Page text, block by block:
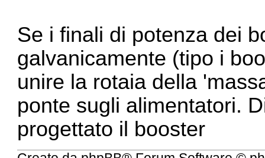
Se i finali di potenza dei
galvanicamente (tipo i
unire la rotaia della
ponte sugli alimentatori.
progettato il booster